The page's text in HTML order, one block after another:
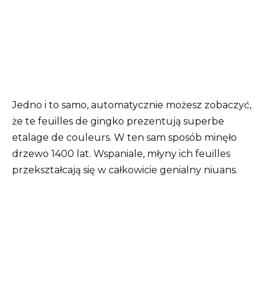
Jedno i to samo, automatycznie możesz zobaczyć,
że te feuilles de gingko prezentują superbe
etalage de couleurs. W ten sam sposób minęło
drzewo 1400 lat. Wspaniale, młyny ich feuilles
przekształcają się w całkowicie genialny niuans.